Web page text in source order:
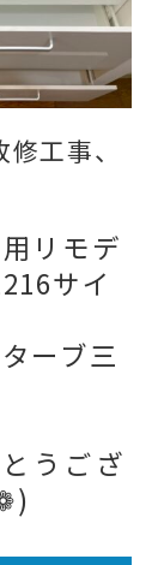
工事、
リモデ
サイ
ーブ三
うござ